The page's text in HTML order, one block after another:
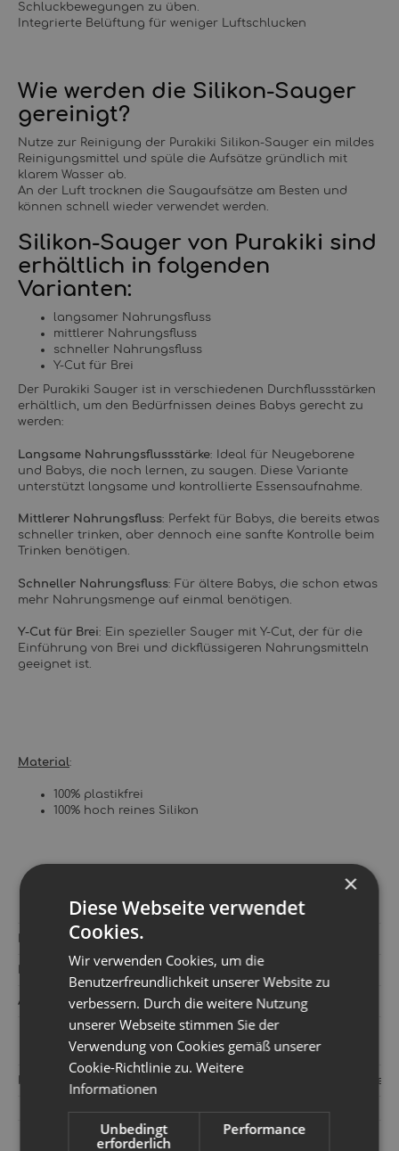
Schluckbewegungen zu üben.
Integrierte Belüftung für weniger Luftschlucken
Wie werden die Silikon-Sauger
gereinigt?
Nutze zur Reinigung der Purakiki Silikon-Sauger ein mildes
Reinigungsmittel und spüle die Aufsätze gründlich mit
klarem Wasser ab.
An der Luft trocknen die Saugaufsätze am Besten und
können schnell wieder verwendet werden.
Silikon-Sauger von Purakiki sind
erhältlich in folgenden
Varianten:
langsamer Nahrungsfluss
mittlerer Nahrungsfluss
schneller Nahrungsfluss
Y-Cut für Brei
Der Purakiki Sauger ist in verschiedenen Durchflussstärken
erhältlich, um den Bedürfnissen deines Babys gerecht zu
werden:
Langsame Nahrungsflussstärke: Ideal für Neugeborene
und Babys, die noch lernen, zu saugen. Diese Variante
unterstützt langsame und kontrollierte Essensaufnahme.
Mittlerer Nahrungsfluss: Perfekt für Babys, die bereits etwas
schneller trinken, aber dennoch eine sanfte Kontrolle beim
Trinken benötigen.
Schneller Nahrungsfluss: Für ältere Babys, die schon etwas
mehr Nahrungsmenge auf einmal benötigen.
Y-Cut für Brei: Ein spezieller Sauger mit Y-Cut, der für die
Einführung von Brei und dickflüssigeren Nahrungsmitteln
geeignet ist.
Material:
100% plastikfrei
100% hoch reines Silikon
Hersteller:
Artikelnummer: 751998
Pura Stainless LLC Pura Stainless 735 State
×
Diese Webseite verwendet
Cookies.
Wir verwenden Cookies, um die
Benutzerfreundlichkeit unserer Website zu
verbessern. Durch die weitere Nutzung
unserer Webseite stimmen Sie der
Verwendung von Cookies gemäß unserer
Cookie-Richtlinie zu.Weitere
Informationen
Unbedingt
erforderlich
Performance